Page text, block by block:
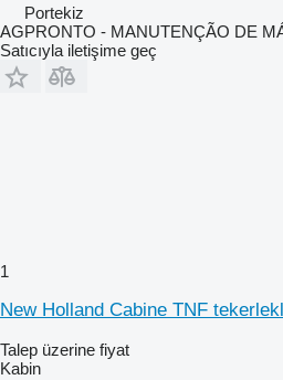
Portekiz
AGPRONTO - MANUTENÇÃO DE
Satıcıyla iletişime geç
1
New Holland Cabine TNF
Talep üzerine fiyat
Kabin